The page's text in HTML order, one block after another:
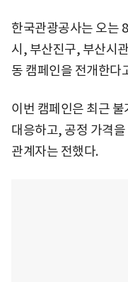
한국관광공사는 오는
시, 부산진구, 부산시
동 캠페인을 전개한다
이번 캠페인은 최근
대응하고, 공정 가격
관계자는 전했다.